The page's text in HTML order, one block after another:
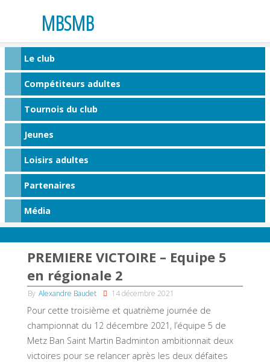
MBSMB
Le club
Compétiteurs adultes
Tournois du club
Jeunes
Loisirs adultes
Partenaires
Média
PREMIERE VICTOIRE – Equipe 5
en régionale 2
By Alexandre Baudet 14 décembre 2021
Pour cette troisième et quatrième journée de
championnat du 12 décembre 2021, l’équipe 5 de
Metz Ban Saint Martin Badminton ambitionnait deux
victoires pour se relancer après les deux défaites